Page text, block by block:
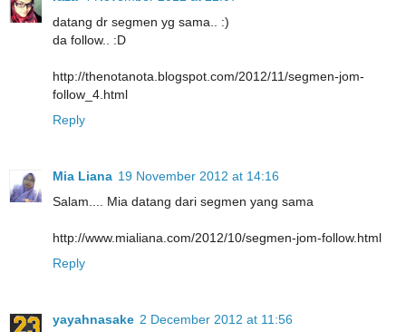
datang dr segmen yg sama.. :)
da follow.. :D
http://thenotanota.blogspot.com/2012/11/segmen-jom-
follow_4.html
Reply
Mia Liana 19 November 2012 at 14:16
Salam.... Mia datang dari segmen yang sama
http://www.mialiana.com/2012/10/segmen-jom-follow.html
Reply
yayahnasake 2 December 2012 at 11:56